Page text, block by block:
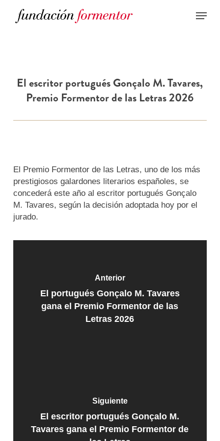
El escritor portugués Gonçalo M. Tavares,
Premio Formentor de las Letras 2026
El Premio Formentor de las Letras, uno de los más
prestigiosos galardones literarios españoles, se
concederá este año al escritor portugués Gonçalo
M. Tavares, según la decisión adoptada hoy por el
jurado.
Anterior
El portugués Gonçalo M. Tavares
gana el Premio Formentor de las
Letras 2026
Siguiente
El escritor portugués Gonçalo M.
Tavares gana el Premio Formentor de